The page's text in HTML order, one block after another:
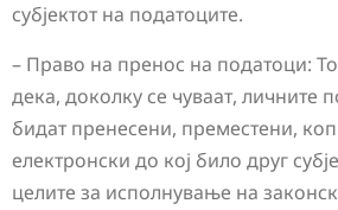
субјектот на податоците.
– Право на пренос на податоци:
дека, доколку се чуваат, личните
бидат пренесени, преместени,
електронски до кој било друг
целите за исполнување на